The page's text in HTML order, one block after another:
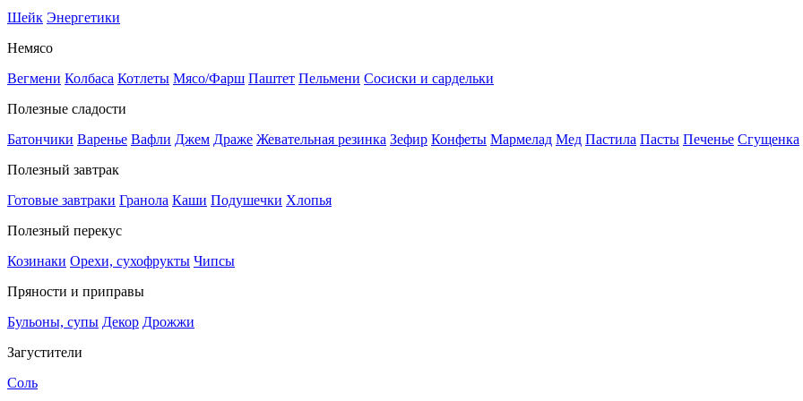
Шейк Энергетики
Немясо
Вегмени Колбаса Котлеты Мясо/Фарш Паштет Пельмени Сосиски и сардельки
Полезные сладости
Батончики Варенье Вафли Джем Драже Жевательная резинка Зефир Конфеты Мармелад Мед Пастила Пасты Печенье Сгущенка
Полезный завтрак
Готовые завтраки Гранола Каши Подушечки Хлопья
Полезный перекус
Козинаки Орехи, сухофрукты Чипсы
Пряности и приправы
Бульоны, супы Декор Дрожжи
Загустители
Соль